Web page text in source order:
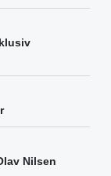
Nilsen